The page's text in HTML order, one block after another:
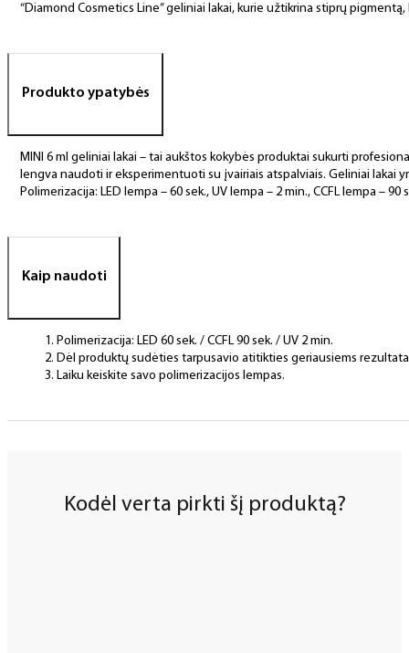
“Diamond Cosmetics Line” geliniai lakai, kurie užtikrina stiprų
Produkto ypatybės
MINI 6 ml geliniai lakai – tai aukštos kokybės produktai sukurti
lengva naudoti ir eksperimentuoti su įvairiais atspalviais. Geliniai lakai
Polimerizacija: LED lempa – 60 sek., UV lempa – 2 min., CCFL lempa – 90
Kaip naudoti
Polimerizacija: LED 60 sek. / CCFL 90 sek. / UV 2 min.
Dėl produktų sudėties tarpusavio atitikties geriausiems
Laiku keiskite savo polimerizacijos lempas.
Kodėl verta pirkti šį produktą?